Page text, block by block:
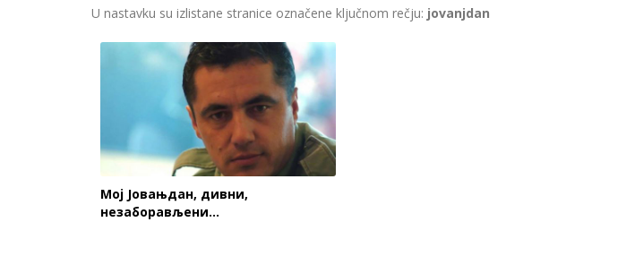
U nastavku su izlistane stranice označene ključnom rečju: jovanjdan
Мој Јовањдан, дивни,
незаборављени…